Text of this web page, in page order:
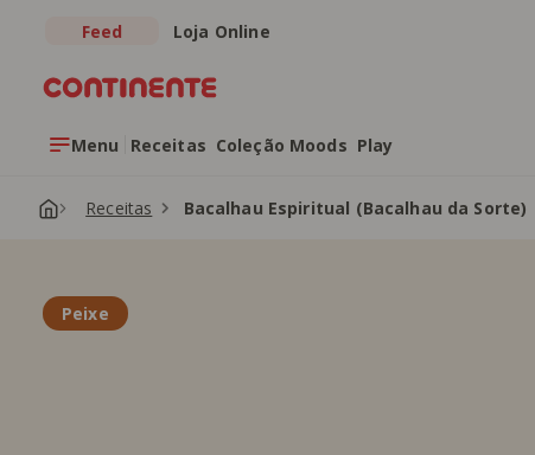
Saltar para o conteúdo principal
Feed Loja Online
Menu Receitas Coleção Moods Play
Receitas Bacalhau Espiritual (Bacalhau da Sorte)
Peixe